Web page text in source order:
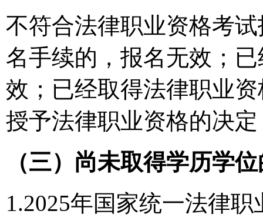
不符合法律职业资格考
名手续的，报名无效；
效；已经取得法律职业
授予法律职业资格的决
（三）尚未取得学历学
1.2025年国家统一法律